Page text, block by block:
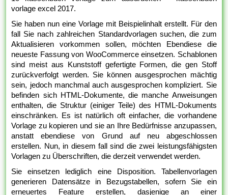
vorlage excel 2017.
Sie haben nun eine Vorlage mit Beispielinhalt erstellt. Für den
fall Sie nach zahlreichen Standardvorlagen suchen, die zum
Aktualisieren vorkommen sollen, möchten Ebendiese die
neueste Fassung von WooCommerce einsetzen. Schablonen
sind meist aus Kunststoff gefertigte Formen, die gen Stoff
zurückverfolgt werden. Sie können ausgesprochen mächtig
sein, jedoch manchmal auch ausgesprochen kompliziert. Sie
befinden sich HTML-Dokumente, die manche Anweisungen
enthalten, die Struktur (einiger Teile) des HTML-Dokuments
einschränken. Es ist natürlich oft einfacher, die vorhandene
Vorlage zu kopieren und sie an Ihre Bedürfnisse anzupassen,
anstatt ebendiese von Grund auf neu abgeschlossen
erstellen. Nun, in diesem fall sind die zwei leistungsfähigsten
Vorlagen zu Überschriften, die derzeit verwendet werden.
Sie einsetzen lediglich eine Disposition. Tabellenvorlagen
generieren Datensätze in Bezugstabellen, sofern Sie ein
erneuertes Feature erstellen, dasjenige an einer